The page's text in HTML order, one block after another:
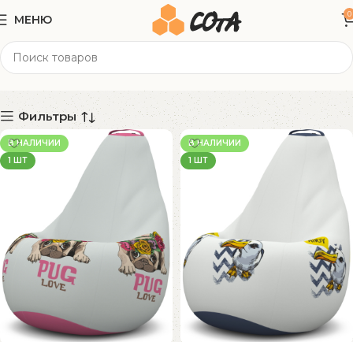
МЕНЮ 0
Велюр
Фильтры
В НАЛИЧИИ
1 ШТ
В НАЛИЧИИ
1 ШТ